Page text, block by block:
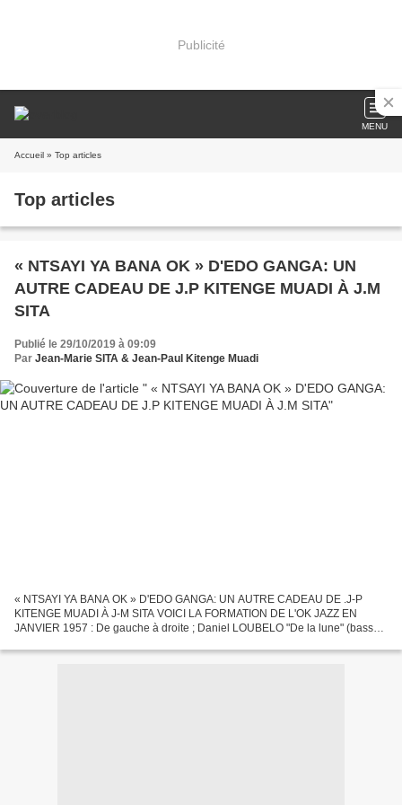
Publicité
MENU
Accueil » Top articles
Top articles
« NTSAYI YA BANA OK » D'EDO GANGA: UN
AUTRE CADEAU DE J.P KITENGE MUADI À J.M
SITA
Publié le 29/10/2019 à 09:09
Par Jean-Marie SITA & Jean-Paul Kitenge Muadi
« NTSAYI YA BANA OK » D'EDO GANGA: UN AUTRE CADEAU DE .J-P
KITENGE MUADI À J-M SITA VOICI LA FORMATION DE L'OK JAZZ EN
JANVIER 1957 : De gauche à droite ; Daniel LOUBELO "De la lune" (basse)